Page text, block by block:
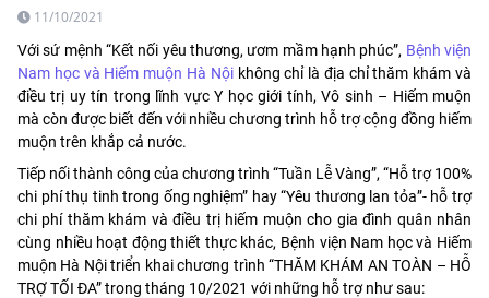
11/10/2021
Với sứ mệnh “Kết nối yêu thương, ươm mầm hạnh phúc”, Bệnh viện
Nam học và Hiếm muộn Hà Nộikhông chỉ là địa chỉ thăm khám và
điều trị uy tín trong lĩnh vực Y học giới tính, Vô sinh – Hiếm muộn
mà còn được biết đến với nhiều chương trình hỗ trợ cộng đồng hiếm
muộn trên khắp cả nước.
Tiếp nối thành công của chương trình “Tuần Lễ Vàng”, “Hỗ trợ 100%
chi phí thụ tinh trong ống nghiệm” hay “Yêu thương lan tỏa”- hỗ trợ
chi phí thăm khám và điều trị hiếm muộn cho gia đình quân nhân
cùng nhiều hoạt động thiết thực khác, Bệnh viện Nam học và Hiếm
muộn Hà Nội triển khai chương trình “THĂM KHÁM AN TOÀN – HỖ
TRỢ TỐI ĐA” trong tháng 10/2021 với những hỗ trợ như sau: